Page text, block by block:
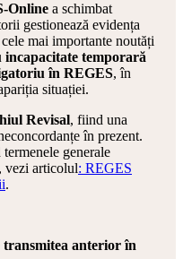
Online a schimbat
gestionează evidența
mai importante noutăți
temporară
în REGES, în
situației.
Revisal, fiind una
în prezent.
generale
vezi articolul: REGES
.
transmitea anterior în